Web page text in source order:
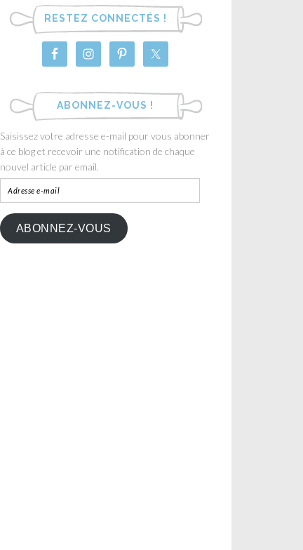
RESTEZ CONNECTÉS !
ABONNEZ-VOUS !
Saisissez votre adresse e-mail pour vous abonner
à ce blog et recevoir une notification de chaque
nouvel article par email.
ABONNEZ-VOUS